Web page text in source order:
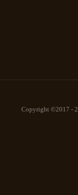
Copyright ©2017 -